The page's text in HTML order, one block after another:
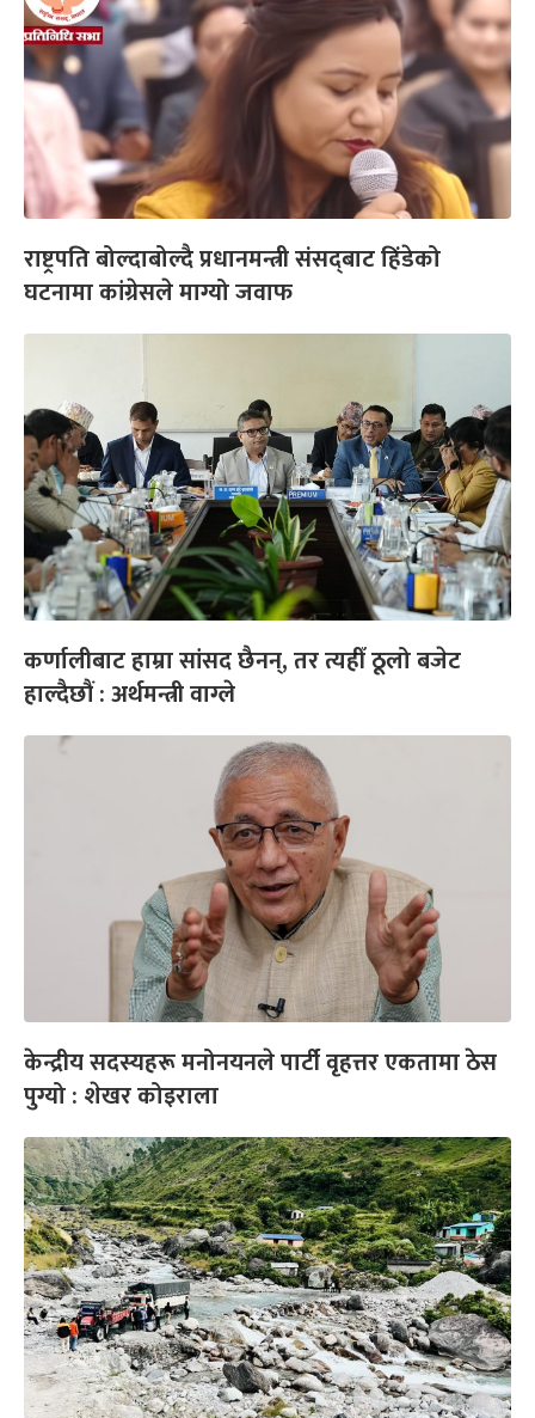
राष्ट्रपति बोल्दाबोल्दै प्रधानमन्त्री संसद्‌बाट हिंडेको
घटनामा कांग्रेसले माग्यो जवाफ
कर्णालीबाट हाम्रा सांसद छैनन्, तर त्यहीँ ठूलो बजेट
हाल्दैछौं : अर्थमन्त्री वाग्ले
केन्द्रीय सदस्यहरू मनोनयनले पार्टी वृहत्तर एकतामा ठेस
पुग्यो : शेखर कोइराला